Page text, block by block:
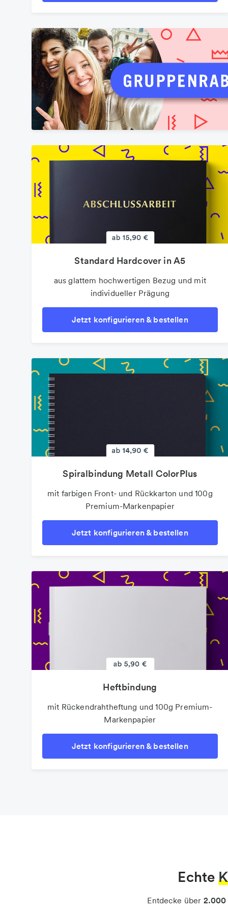
Standard Hardcover in A5
aus glattem hochwertigen Bezug und mit
individueller Prägung
Jetzt konfigurieren & bestellen
Spiralbindung Metall ColorPlus
mit farbigen Front- und Rückkarton und 100g
Premium-Markenpapier
Jetzt konfigurieren & bestellen
Heftbindung
mit Rückendrahtheftung und 100g Premium-
Markenpapier
Jetzt konfigurieren & bestellen
Echte
Entdecke über 2.000